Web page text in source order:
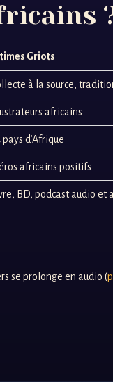
Griots
à la source,
africains
pays d’Afrique
africains positifs
BD, podcast audio et
se prolonge en audio (